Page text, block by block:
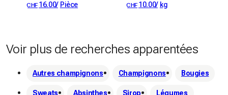
CHF 16.00/ Pièce CHF 10.00/ kg
Voir plus de recherches apparentées
Autres champignons Champignons Bougies
Sweats Absinthes Sirop Légumes